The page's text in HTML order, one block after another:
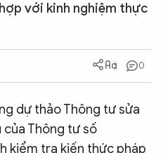
với kinh nghiệm thực
0
dự thảo Thông tư sửa
Thông tư số
kiểm tra kiến thức pháp